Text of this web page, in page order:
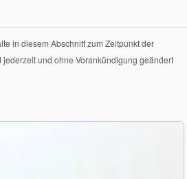
in diesem Abschnitt zum Zeitpunkt der
und ohne Vorankündigung geändert